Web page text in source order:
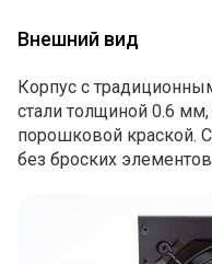
Внешний вид
Корпус с
стали толщиной 0.6
порошковой краской.
без броских